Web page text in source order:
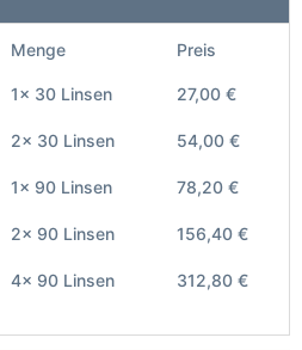
Menge Preis
1x 30 Linsen 27,00 €
2x 30 Linsen 54,00 €
1x 90 Linsen 78,20 €
2x 90 Linsen 156,40 €
4x 90 Linsen 312,80 €